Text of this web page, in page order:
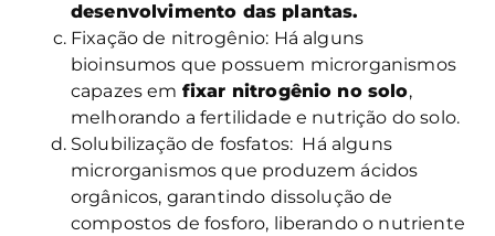
desenvolvimento das plantas.
Fixação de nitrogênio: Há alguns
bioinsumos que possuem microrganismos
capazes em fixar nitrogênio no solo,
melhorando a fertilidade e nutrição do solo.
Solubilização de fosfatos: Há alguns
microrganismos que produzem ácidos
orgânicos, garantindo dissolução de
compostos de fosforo, liberando o nutriente